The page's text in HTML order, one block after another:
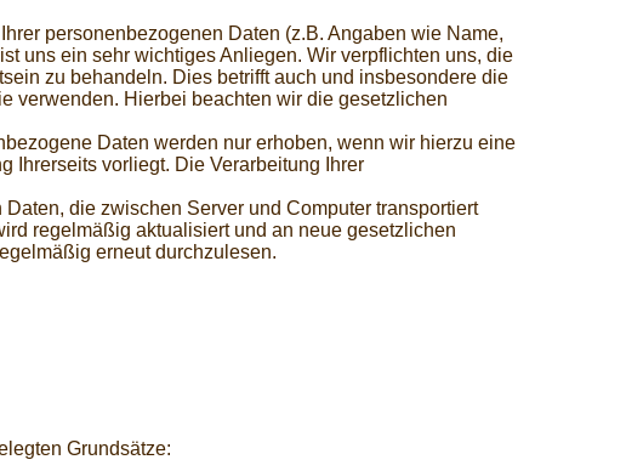
personenbezogenen Daten (z.B. Angaben wie Name,
uns ein sehr wichtiges Anliegen. Wir verpflichten uns, die
zu behandeln. Dies betrifft auch und insbesondere die
verwenden. Hierbei beachten wir die gesetzlichen
Daten werden nur erhoben, wenn wir hierzu eine
Ihrerseits vorliegt. Die Verarbeitung Ihrer
die zwischen Server und Computer transportiert
regelmäßig aktualisiert und an neue gesetzlichen
erneut durchzulesen.
Grundsätze: